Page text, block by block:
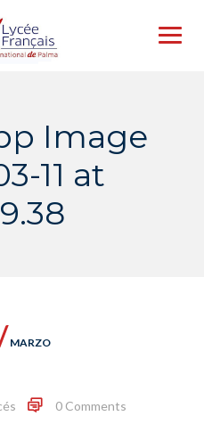
Image
11 at
MARZO
0 Comments